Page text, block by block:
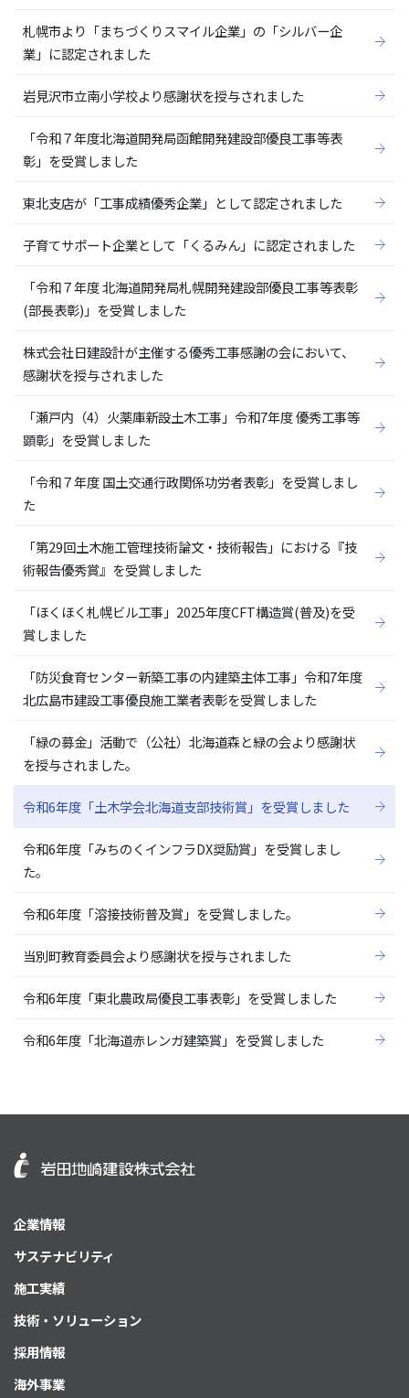
札幌市より「まちづくりスマイル企業」の「シルバー企
業」に認定されました
岩見沢市立南小学校より感謝状を授与されました
「令和７年度北海道開発局函館開発建設部優良工事等表
彰」を受賞しました
東北支店が「工事成績優秀企業」として認定されました
子育てサポート企業として「くるみん」に認定されました
「令和７年度 北海道開発局札幌開発建設部優良工事等表彰
(部長表彰)」を受賞しました
株式会社日建設計が主催する優秀工事感謝の会において、
感謝状を授与されました
「瀬戸内（4）火薬庫新設土木工事」令和7年度 優秀工事等
顕彰」を受賞しました
「令和７年度 国土交通行政関係功労者表彰」を受賞しまし
た
「第29回土木施工管理技術論文・技術報告」における『技
術報告優秀賞』を受賞しました
「ほくほく札幌ビル工事」2025年度CFT構造賞(普及)を受
賞しました
「防災食育センター新築工事の内建築主体工事」令和7年度
北広島市建設工事優良施工業者表彰を受賞しました
「緑の募金」活動で（公社）北海道森と緑の会より感謝状
を授与されました。
令和6年度「土木学会北海道支部技術賞」を受賞しました
令和6年度「みちのくインフラDX奨励賞」を受賞しまし
た。
令和6年度「溶接技術普及賞」を受賞しました。
当別町教育委員会より感謝状を授与されました
令和6年度「東北農政局優良工事表彰」を受賞しました
令和6年度「北海道赤レンガ建築賞」を受賞しました
企業情報
サステナビリティ
施工実績
技術・ソリューション
採用情報
海外事業